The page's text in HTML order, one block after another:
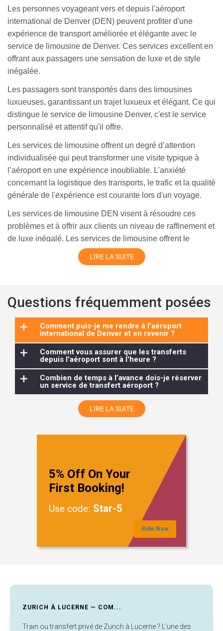
Les personnes voyageant vers et depuis l'aéroport
international de Denver (DEN) peuvent profiter d'une
expérience de transport améliorée et élégante avec le
service de limousine de Denver. Ces services excellent en
offrant aux passagers une sensation de luxe et de style
inégalée.
Les passagers sont transportés dans des limousines
luxueuses, garantissant un trajet luxueux et élégant. Ce qui
distingue le service de limousine Denver, c'est le service
personnalisé et attentif qu'il offre.
Les services de limousine offrent un degré d’attention
individualisée qui peut transformer une visite typique à
l’aéroport en une expérience inoubliable. L'anxiété
concernant la logistique des transports, le trafic et la qualité
générale de l'expérience est courante lors d'un voyage.
Les services de limousine DEN visent à résoudre ces
problèmes et à offrir aux clients un niveau de raffinement et
de luxe inégalé. Les services de limousine offrent le
summum de la commodité aux passagers arrivant à DEN.
LIRE LA SUITE
Questions fréquemment posées
+
Comment puis-je me rendre à l'aéroport
international de Denver et en revenir ?
+
Comment vous assurer que les transferts
depuis l'aéroport sont à l'heure ?
+
Combien de temps à l’avance dois-je réserver
un service de transfert aéroport ?
LIRE LA SUITE
5% Off On Your
First Booking!
Use code: Star-5
Ride Now
GUIDE DE L'ESCALE À ...
Que faire à Francfort pendant une escale ? Les activités à